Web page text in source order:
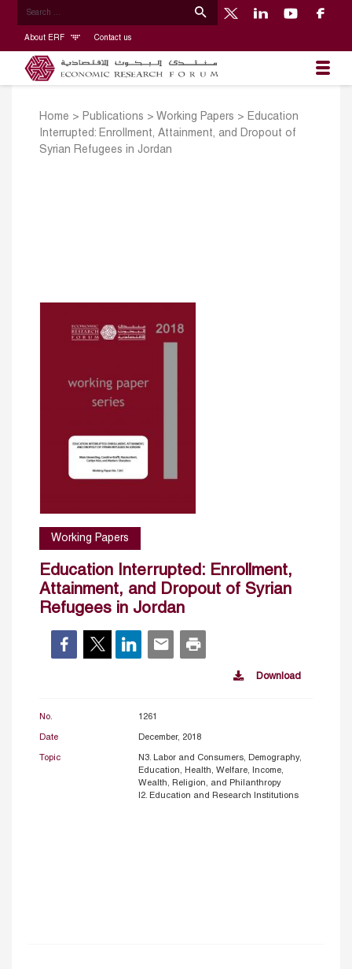
About ERF Contact us
Home > Publications > Working Papers > Education
Interrupted: Enrollment, Attainment, and Dropout of
Syrian Refugees in Jordan
Working Papers
Education Interrupted: Enrollment,
Attainment, and Dropout of Syrian
Refugees in Jordan
Download
No. 1261
Date December, 2018
Topic
N3. Labor and Consumers, Demography,
Education, Health, Welfare, Income,
Wealth, Religion, and Philanthropy
I2. Education and Research Institutions